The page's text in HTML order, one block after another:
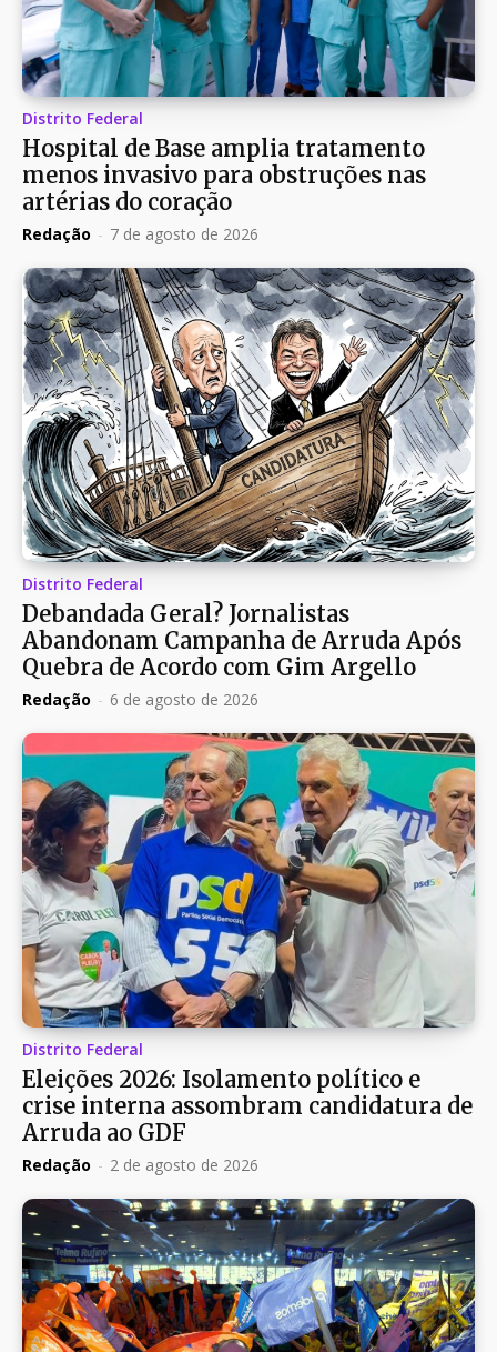
Distrito Federal
Hospital de Base amplia tratamento
menos invasivo para obstruções nas
artérias do coração
Redação - 7 de agosto de 2026
Distrito Federal
Debandada Geral? Jornalistas
Abandonam Campanha de Arruda Após
Quebra de Acordo com Gim Argello
Redação - 6 de agosto de 2026
Distrito Federal
Eleições 2026: Isolamento político e
crise interna assombram candidatura de
Arruda ao GDF
Redação - 2 de agosto de 2026